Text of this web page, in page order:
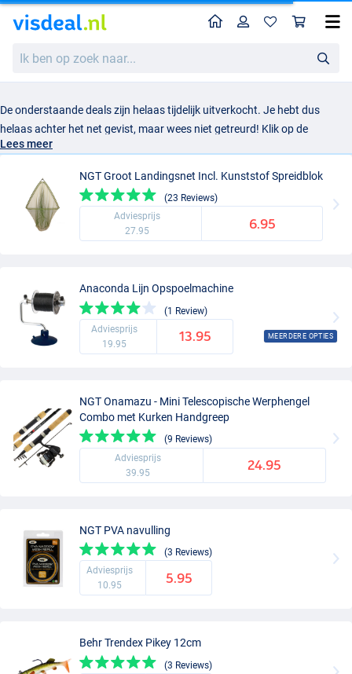
ben
naar...
HomeProfiel
De onderstaande deals zijn helaas tijdelijk uitverkocht. Je hebt dus
helaas achter het net gevist, maar wees niet getreurd! Klik op de
uitverkochte deal en geef je e-mailadres op om zo op de hoogte
voorraad is, krijg jij een mail en kan je direct je gewilde product aan de
haak slaan!
Lees meer
MEERDERE OPTIES
NGT Groot Landingsnet Incl. Kunststof Spreidblok
(23 Reviews)
Adviesprijs
27.95
6.95
Anaconda Lijn Opspoelmachine
(1 Review)
Adviesprijs
19.95
13.95
NGT Onamazu - Mini Telescopische Werphengel
Combo met Kurken Handgreep
(9 Reviews)
Adviesprijs
39.95
24.95
NGT PVA navulling
(3 Reviews)
Adviesprijs
10.95
5.95
Behr Trendex Pikey 12cm
(3 Reviews)